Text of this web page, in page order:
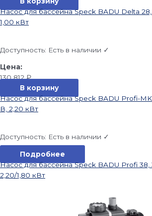
Насос для бассейна Speck BADU Delta
1,00 кВт
Доступность: Есть в наличии ✓
130 812₽
В корзину
Насос для бассейна Speck BADU Profi-
В, 2,20 кВт
Доступность: Есть в наличии ✓
Подробнее
Насос для бассейна Speck BADU Profi 38,
2,20/1,80 кВт